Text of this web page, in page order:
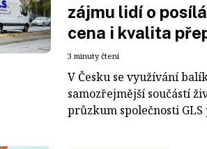
zájmu lidí o
cena i kvalita
3 minuty čtení
V Česku se využívání
samozřejmější součástí
průzkum společnosti